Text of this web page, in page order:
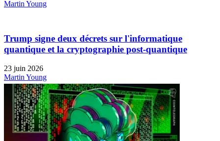
Martin Young
Trump signe deux décrets sur l'informatique
quantique et la cryptographie post-quantique
23 juin 2026
Martin Young